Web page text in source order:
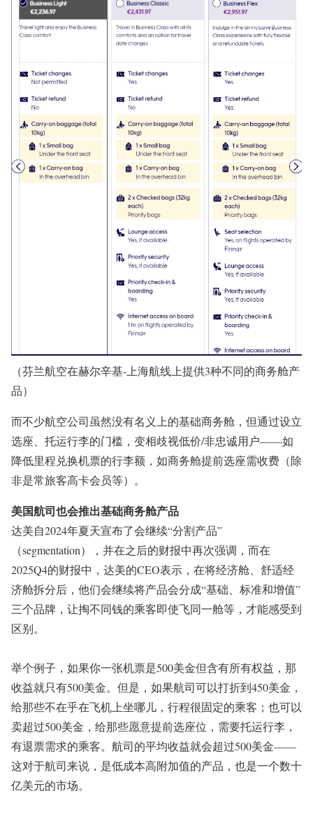
（芬兰航空在赫尔辛基-上海航线上提供3种不同的商务舱产
品）
而不少航空公司虽然没有名义上的基础商务舱，但通过设立
选座、托运行李的门槛，变相歧视低价/非忠诚用户——如
降低里程兑换机票的行李额，如商务舱提前选座需收费（除
非是常旅客高卡会员等）。
美国航司也会推出基础商务舱产品
达美自2024年夏天宣布了会继续“分割产品”
（segmentation），并在之后的财报中再次强调，而在
2025Q4的财报中，达美的CEO表示，在将经济舱、舒适经
济舱拆分后，他们会继续将产品会分成“基础、标准和增值”
三个品牌，让掏不同钱的乘客即使飞同一舱等，才能感受到
区别。
举个例子，如果你一张机票是500美金但含有所有权益，那
收益就只有500美金。但是，如果航司可以打折到450美金，
给那些不在乎在飞机上坐哪儿，行程很固定的乘客；也可以
卖超过500美金，给那些愿意提前选座位，需要托运行李，
有退票需求的乘客。航司的平均收益就会超过500美金——
这对于航司来说，是低成本高附加值的产品，也是一个数十
亿美元的市场。